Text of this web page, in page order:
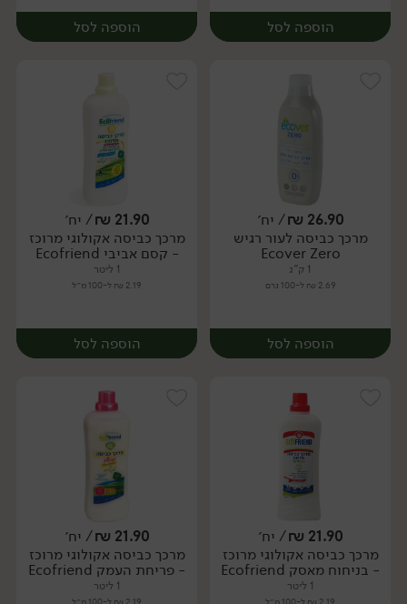
הוספה לסל
יח׳
הוספה לסל
יח׳
26.90
₪/ יח׳
מרכך כביסה לעור רגיש
Ecover Zero
1 ק"ג
2.69 ₪ ל-100 גרם
הוספה לסל
יח׳
21.90
₪/ יח׳
מרכך כביסה אקולוגי מרוכז
- קסם אביבי Ecofriend
1 ליטר
2.19 ₪ ל-100 מ״ל
הוספה לסל
יח׳
21.90
₪/ יח׳
מרכך כביסה אקולוגי מרוכז
- בניחוח מאסק Ecofriend
1 ליטר
21.90
₪/ יח׳
מרכך כביסה אקולוגי מרוכז
- פריחת העמק Ecofriend
1 ליטר